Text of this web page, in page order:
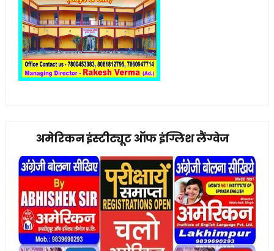
अमेरिकन इंस्टीट्यूट ऑफ इंग्लिश लैंग्वेज